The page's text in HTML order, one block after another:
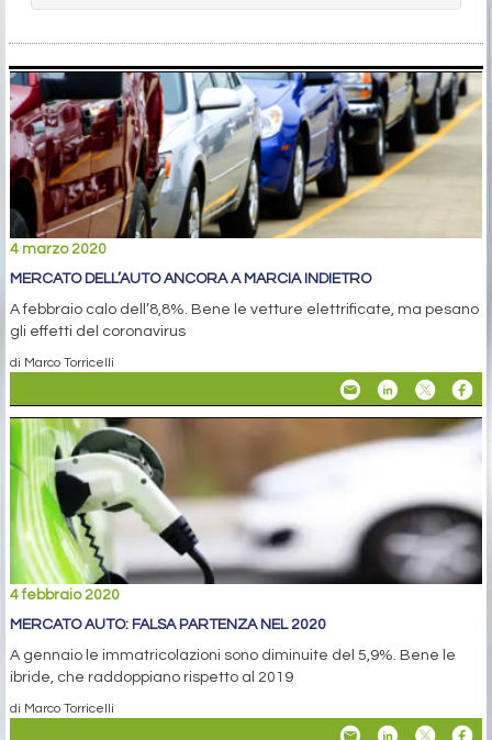
4 marzo 2020
MERCATO DELL’AUTO ANCORA A MARCIA INDIETRO
A febbraio calo dell’8,8%. Bene le vetture elettrificate, ma pesano
gli effetti del coronavirus
di Marco Torricelli
4 febbraio 2020
MERCATO AUTO: FALSA PARTENZA NEL 2020
A gennaio le immatricolazioni sono diminuite del 5,9%. Bene le
ibride, che raddoppiano rispetto al 2019
di Marco Torricelli